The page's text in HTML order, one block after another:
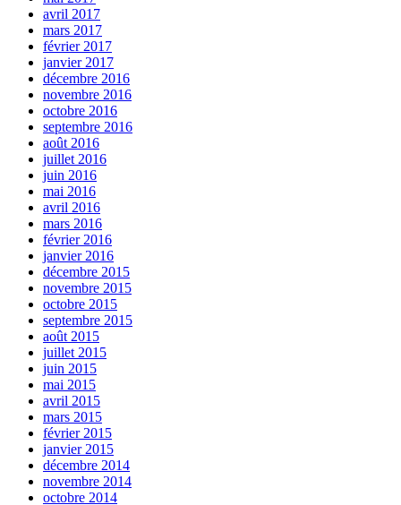
avril 2017
mars 2017
février 2017
janvier 2017
décembre 2016
novembre 2016
octobre 2016
septembre 2016
août 2016
juillet 2016
juin 2016
mai 2016
avril 2016
mars 2016
février 2016
janvier 2016
décembre 2015
novembre 2015
octobre 2015
septembre 2015
août 2015
juillet 2015
juin 2015
mai 2015
avril 2015
mars 2015
février 2015
janvier 2015
décembre 2014
novembre 2014
octobre 2014